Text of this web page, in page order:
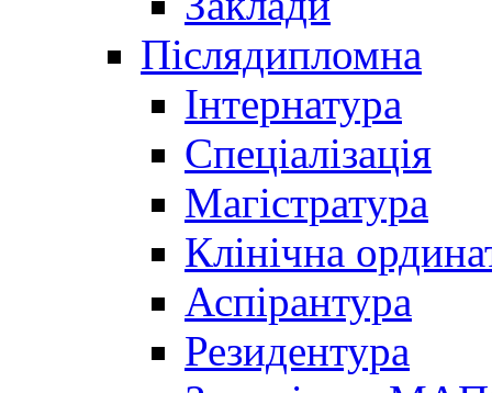
Післядипломна
Інтернатура
Спеціалізація
Магістратура
Клінічна
Аспірантура
Резидентура